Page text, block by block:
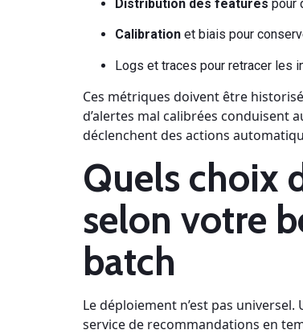
Distribution des features pour
Calibration et biais pour
Logs et traces pour retracer les
Ces métriques doivent être
d’alertes mal calibrées conduisent
déclenchent des actions
Quels choix
selon votre
batch
Le déploiement n’est pas
service de recommandations en